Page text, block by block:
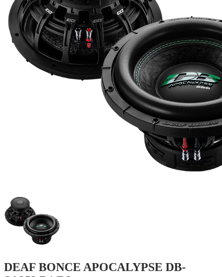
DEAF BONCE APOCALYPSE DB-